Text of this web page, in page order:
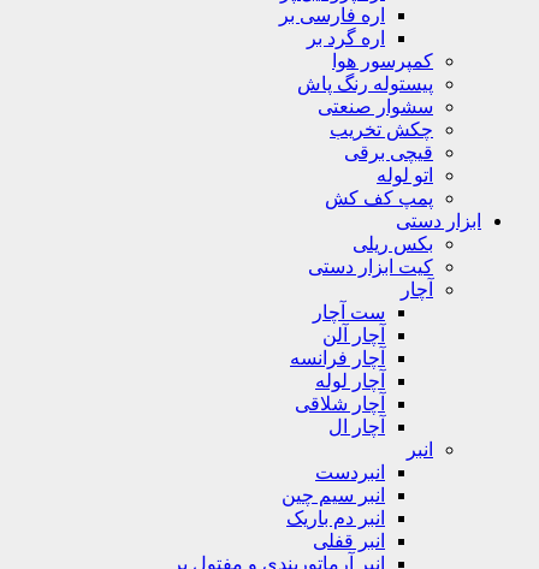
اره فارسی بر
اره گرد بر
کمپرسور هوا
پیستوله رنگ پاش
سشوار صنعتی
چکش تخریب
قیچی برقی
اتو لوله
پمپ کف کش
ابزار دستی
بکس ریلی
کیت ابزار دستی
آچار
ست آچار
آچار آلن
آچار فرانسه
آچار لوله
آچار شلاقی
آچار ال
انبر
انبردست
انبر سیم چین
انبر دم باریک
انبر قفلی
انبر آرماتوربندی و مفتول بر